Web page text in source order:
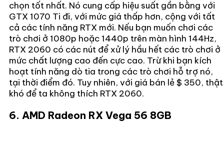
chọn tốt nhất. Nó cung cấp hiệu suất gần bằng với
GTX 1070 Ti đi, với mức giá thấp hơn, cộng với tất
cả các tính năng RTX mới. Nếu bạn muốn chơi các
trò chơi ở 1080p hoặc 1440p trên màn hình 144Hz,
RTX 2060 có các nút để xử lý hầu hết các trò chơi ở
mức chất lượng cao đến cực cao. Trừ khi bạn kích
hoạt tính năng dò tia trong các trò chơi hỗ trợ nó,
tại thời điểm đó. Tuy nhiên, với giá bán lẻ $ 350, thật
khó để ta không thích RTX 2060.
6. AMD Radeon RX Vega 56 8GB